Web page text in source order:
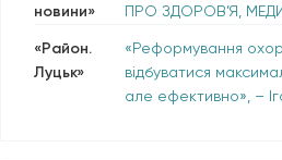
новини»
ПРО ЗДОРОВ’Я,
«Район.
Луцьк»
«Реформування
відбуватися
але ефективно», –